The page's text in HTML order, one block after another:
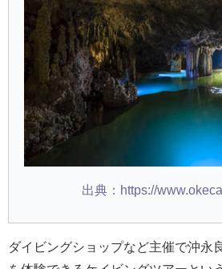
出典：https://
ダイビングショップなど主催で沖永